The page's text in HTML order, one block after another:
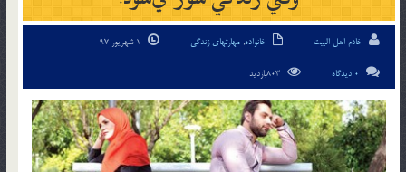
خادم اهل البیت خانواده, مهارتهای زندگی
0 دیدگاه